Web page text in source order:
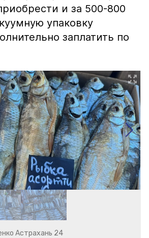
и за 500-800
упаковку
заплатить по
Астрахань 24